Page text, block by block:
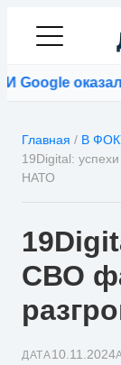
Главная / В
19Digital:
НАТО
СВО
ДАТА10.11.2024